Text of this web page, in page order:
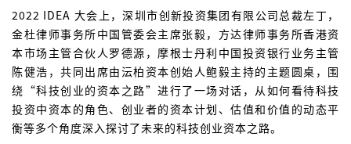
2022 IDEA 大会上，深圳市创新投资集团有限公司总裁左丁，
金杜律师事务所中国管委会主席张毅，方达律师事务所香港资
本市场主管合伙人罗德源，摩根士丹利中国投资银行业务主管
陈健浩，共同出席由沄柏资本创始人鲍毅主持的主题圆桌，围
绕“科技创业的资本之路”进行了一场对话，从如何看待科技
投资中资本的角色、创业者的资本计划、估值和价值的动态平
衡等多个角度深入探讨了未来的科技创业资本之路。